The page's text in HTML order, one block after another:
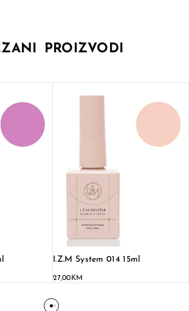
PROIZVODI
I.Z.M System 014 15ml
27,00 KM